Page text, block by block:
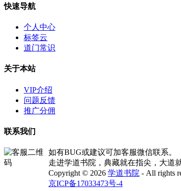
快速导航
个人中心
标签云
道门常识
关于本站
VIP介绍
问题反馈
推广分佣
联系我们
如有BUG或建议可加客服微信联系。
走进学道书院，典藏就在指尖，大道
Copyright © 2026 学道书院 - All rights
京ICP备17033473号-4